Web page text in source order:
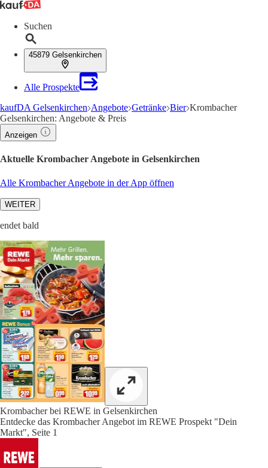
Suchen
45879 Gelsenkirchen
Alle Prospekte
kaufDA Gelsenkirchen Angebote Getränke Bier Krombacher
Gelsenkirchen: Angebote & Preis
Anzeigen
Aktuelle Krombacher Angebote in Gelsenkirchen
Alle Krombacher Angebote in der App öffnen
WEITER
endet bald
Krombacher bei REWE in Gelsenkirchen
Entdecke das Krombacher Angebot im REWE Prospekt "Dein
Markt", Seite 1